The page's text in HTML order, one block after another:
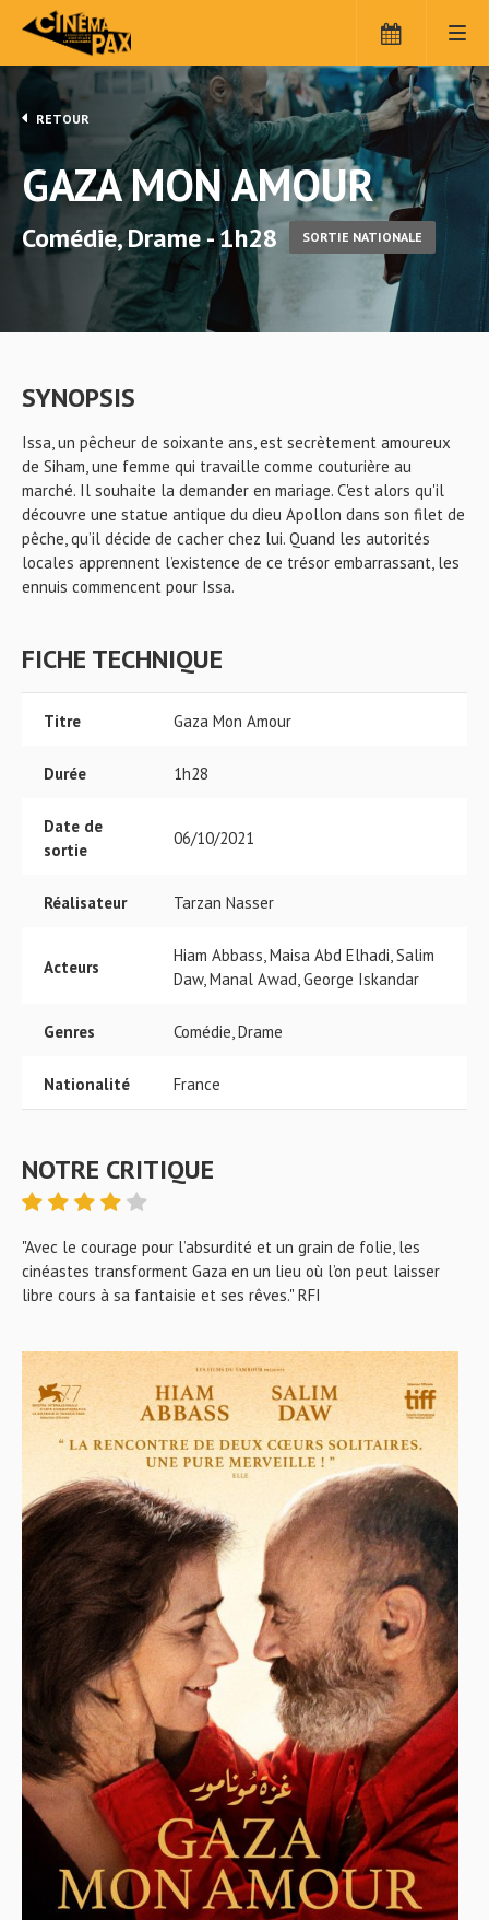
RETOUR
GAZA MON AMOUR
Comédie, Drame - 1h28 SORTIE NATIONALE
SYNOPSIS
Issa, un pêcheur de soixante ans, est secrètement amoureux
de Siham, une femme qui travaille comme couturière au
marché. Il souhaite la demander en mariage. C'est alors qu'il
découvre une statue antique du dieu Apollon dans son filet de
pêche, qu’il décide de cacher chez lui. Quand les autorités
locales apprennent l’existence de ce trésor embarrassant, les
ennuis commencent pour Issa.
FICHE TECHNIQUE
Titre Gaza Mon Amour
Durée 1h28
Date de
sortie
06/10/2021
Réalisateur Tarzan Nasser
Acteurs
Hiam Abbass, Maisa Abd Elhadi, Salim
Daw, Manal Awad, George Iskandar
Genres Comédie, Drame
Nationalité France
NOTRE CRITIQUE
"Avec le courage pour l’absurdité et un grain de folie, les
cinéastes transforment Gaza en un lieu où l’on peut laisser
libre cours à sa fantaisie et ses rêves." RFI